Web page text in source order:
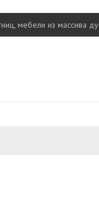
мебели из массива